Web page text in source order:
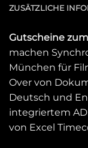
ZUSÄTZLICHE
Gutscheine
machen
München für
Over von
Deutsch und
integriertem
von Excel